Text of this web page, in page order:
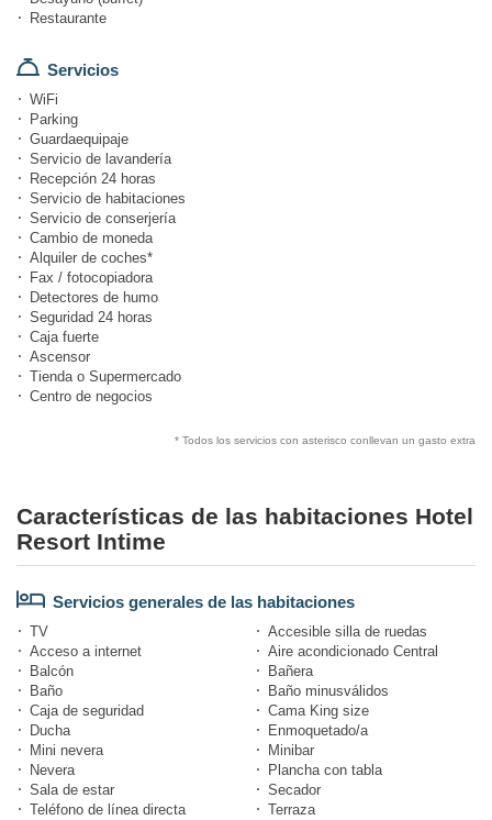
Restaurante
Servicios
WiFi
Parking
Guardaequipaje
Servicio de lavandería
Recepción 24 horas
Servicio de habitaciones
Servicio de conserjería
Cambio de moneda
Alquiler de coches*
Fax / fotocopiadora
Detectores de humo
Seguridad 24 horas
Caja fuerte
Ascensor
Tienda o Supermercado
Centro de negocios
* Todos los servicios con asterisco conllevan un gasto extra
Características de las habitaciones Hotel
Resort Intime
Servicios generales de las habitaciones
TV
Accesible silla de ruedas
Acceso a internet
Aire acondicionado Central
Balcón
Bañera
Baño
Baño minusválidos
Caja de seguridad
Cama King size
Ducha
Enmoquetado/a
Mini nevera
Minibar
Nevera
Plancha con tabla
Sala de estar
Secador
Teléfono de línea directa
Terraza